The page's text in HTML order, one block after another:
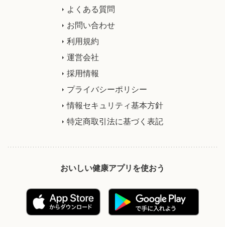
よくある質問
お問い合わせ
利用規約
運営会社
採用情報
プライバシーポリシー
情報セキュリティ基本方針
特定商取引法に基づく表記
おいしい健康アプリを使おう